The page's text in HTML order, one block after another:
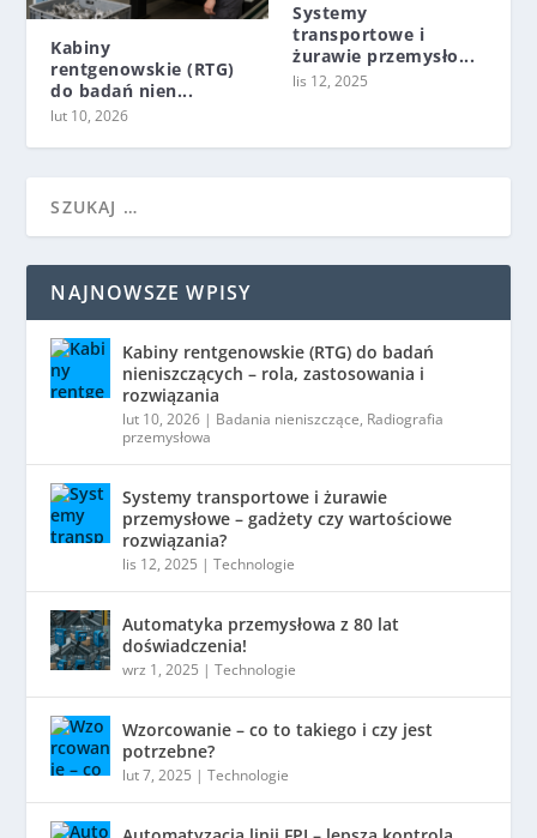
Kabiny
rentgenowskie (RTG)
do badań nien...
lut 10, 2026
Systemy
transportowe i
żurawie przemysło...
lis 12, 2025
NAJNOWSZE WPISY
Kabiny rentgenowskie (RTG) do badań
nieniszczących – rola, zastosowania i
rozwiązania
lut 10, 2026 | Badania nieniszczące, Radiografia
przemysłowa
Systemy transportowe i żurawie
przemysłowe – gadżety czy wartościowe
rozwiązania?
lis 12, 2025 |Technologie
Automatyka przemysłowa z 80 lat
doświadczenia!
wrz 1, 2025 |Technologie
Wzorcowanie – co to takiego i czy jest
potrzebne?
lut 7, 2025 |Technologie